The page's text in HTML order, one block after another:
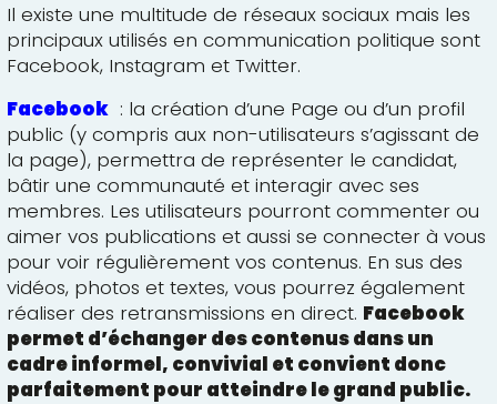
Il existe une multitude de réseaux sociaux mais les
principaux utilisés en communication politique sont
Facebook, Instagram et Twitter.
Facebook : la création d’une Page ou d’un profil
public (y compris aux non-utilisateurs s’agissant de
la page), permettra de représenter le candidat,
bâtir une communauté et interagir avec ses
membres. Les utilisateurs pourront commenter ou
aimer vos publications et aussi se connecter à vous
pour voir régulièrement vos contenus. En sus des
vidéos, photos et textes, vous pourrez également
réaliser des retransmissions en direct. Facebook
permet d’échanger des contenus dans un
cadre informel, convivial et convient donc
parfaitement pour atteindre le grand public.